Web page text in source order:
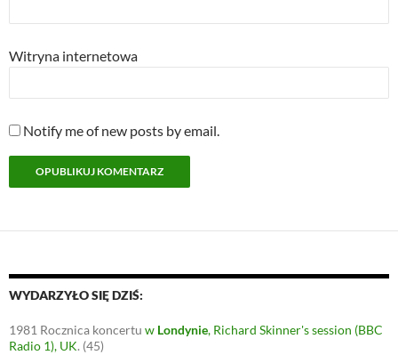
Witryna internetowa
Notify me of new posts by email.
WYDARZYŁO SIĘ DZIŚ:
1981 Rocznica koncertu w Londynie, Richard Skinner's session (BBC
Radio 1), UK. (45)